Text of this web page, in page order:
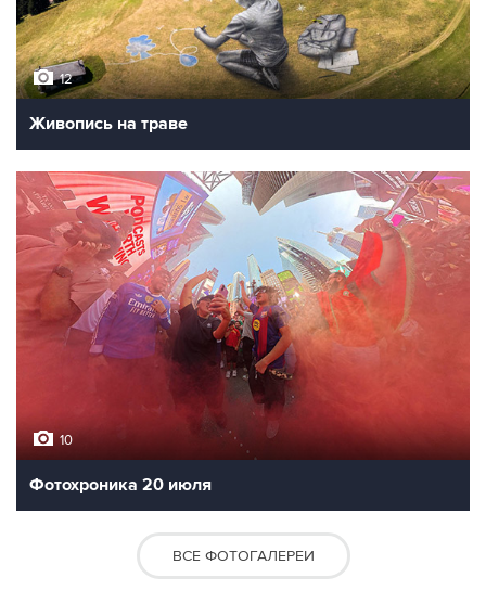
12
Живопись на траве
10
Фотохроника 20 июля
ВСЕ ФОТОГАЛЕРЕИ